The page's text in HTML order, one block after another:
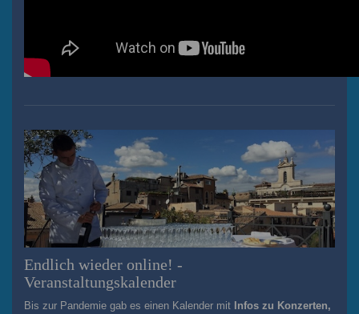
Endlich wieder online! -
Veranstaltungskalender
Bis zur Pandemie gab es einen Kalender mit Infos zu Konzerten,